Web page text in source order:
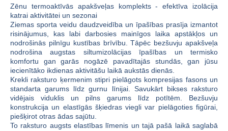
Zēnu termoaktīvās apakšveļas komplekts - efektīva izolācija
katrai aktivitātei un sezonai
Ziemas sporta veidu daudzveidība un īpašības prasīja izmantot
risinājumus, kas labi darbosies mainīgos laika apstākļos un
nodrošinās pilnīgu kustības brīvību. Tāpēc bezšuvju apakšveļa
nodrošina augstas siltumizolācijas īpašības un termisko
komfortu gan garās nogāzē pavadītajās stundās, gan jūsu
iecienītāko ikdienas aktivitāšu laikā aukstās dienās.
Krekli raksturo ķermenim stipri pielāgots kompresijas fasons un
standarta garums līdz gurnu līnijai. Savukārt bikses raksturo
vidējais viduklis un pilns garums līdz potītēm. Bezšuvju
konstrukcija un elastīgās šķiedras viegli var pielāgoties figūrai,
piešķirot otras ādas sajūtu.
To raksturo augsts elastības līmenis un tajā pašā laikā saglabā